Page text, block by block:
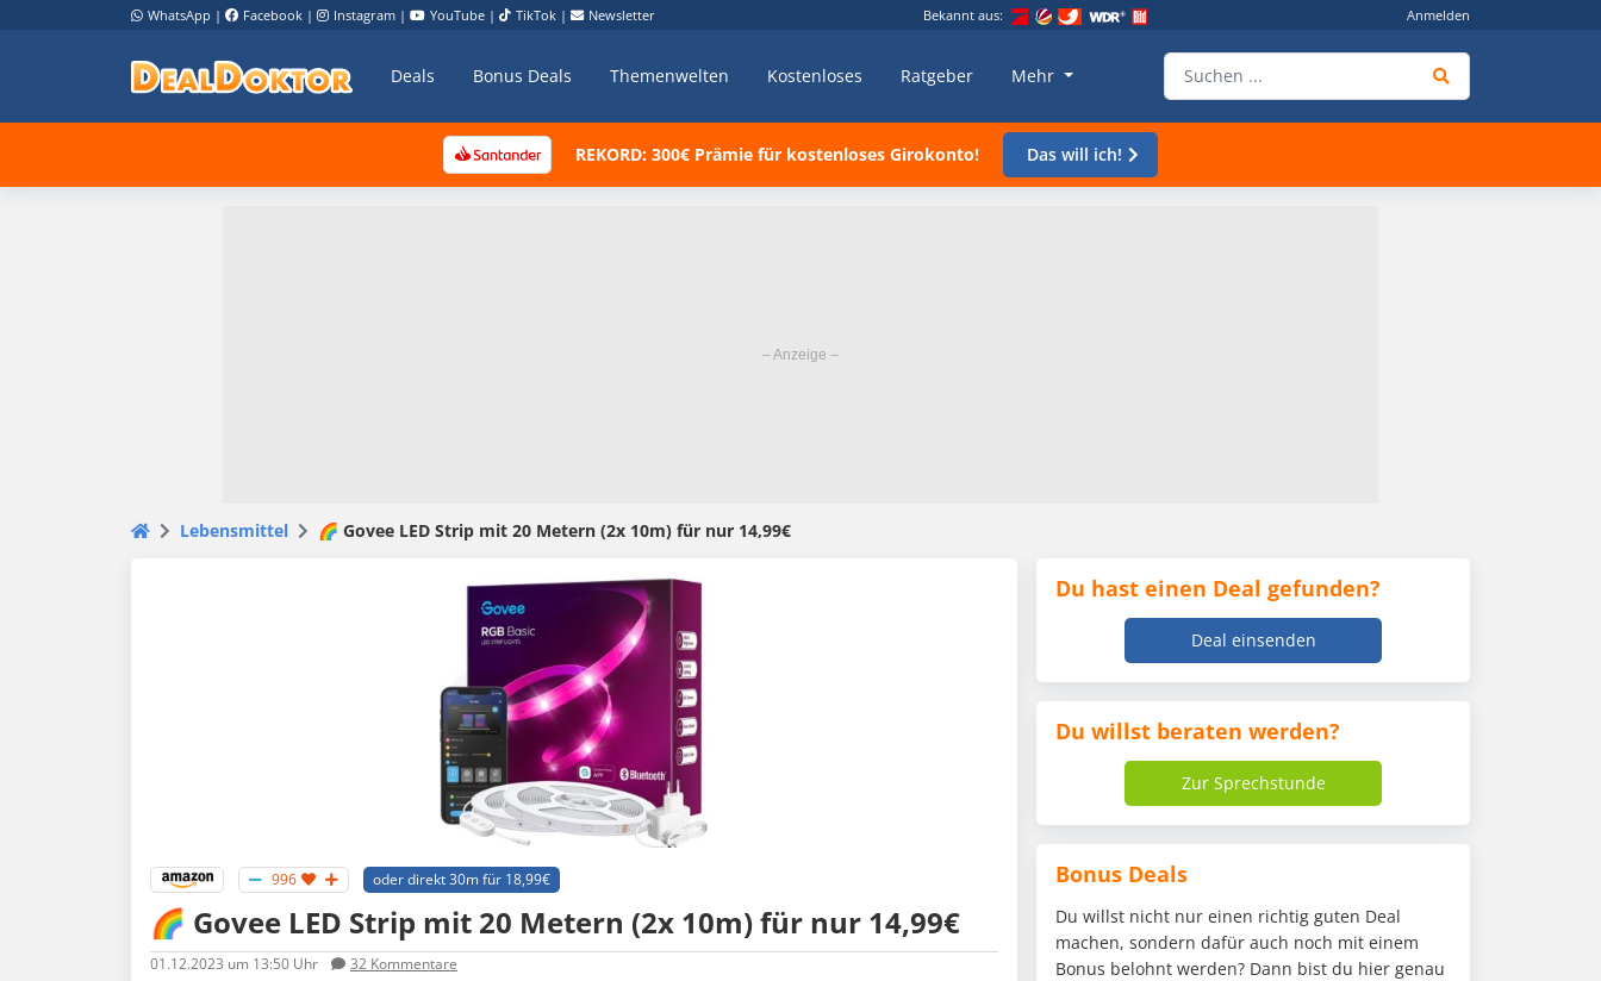
WhatsApp | Facebook | Instagram | YouTube | TikTok | Newsletter Bekannt aus: Anmelden
Deals Bonus Deals Themenwelten Kostenloses Ratgeber Mehr
REKORD: 300€ Prämie für kostenloses Girokonto! Das will ich!
Lebensmittel 🌈 Govee LED Strip mit 20 Metern (2x 10m) für nur 14,99€
996 oder direkt 30m für 18,99€
🌈 Govee LED Strip mit 20 Metern (2x 10m) für nur 14,99€
01.12.2023 um 13:50 Uhr 32 Kommentare
Du hast einen Deal gefunden?
Deal einsenden
Du willst beraten werden?
Zur Sprechstunde
Bonus Deals
Du willst nicht nur einen richtig guten Deal
machen, sondern dafür auch noch mit einem
Bonus belohnt werden? Dann bist du hier genau